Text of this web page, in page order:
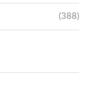
(388)